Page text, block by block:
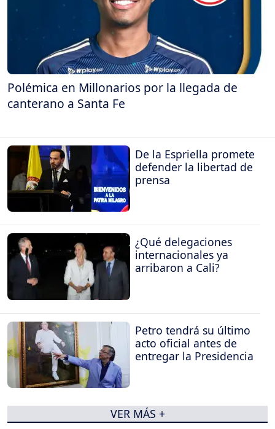
Polémica en Millonarios por la llegada de
canterano a Santa Fe
De la Espriella promete
defender la libertad de
prensa
¿Qué delegaciones
internacionales ya
arribaron a Cali?
Petro tendrá su último
acto oficial antes de
entregar la Presidencia
VER MÁS +